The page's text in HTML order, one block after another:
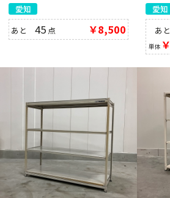
愛知
あと45 点 ￥8,500
愛知
あ
単体